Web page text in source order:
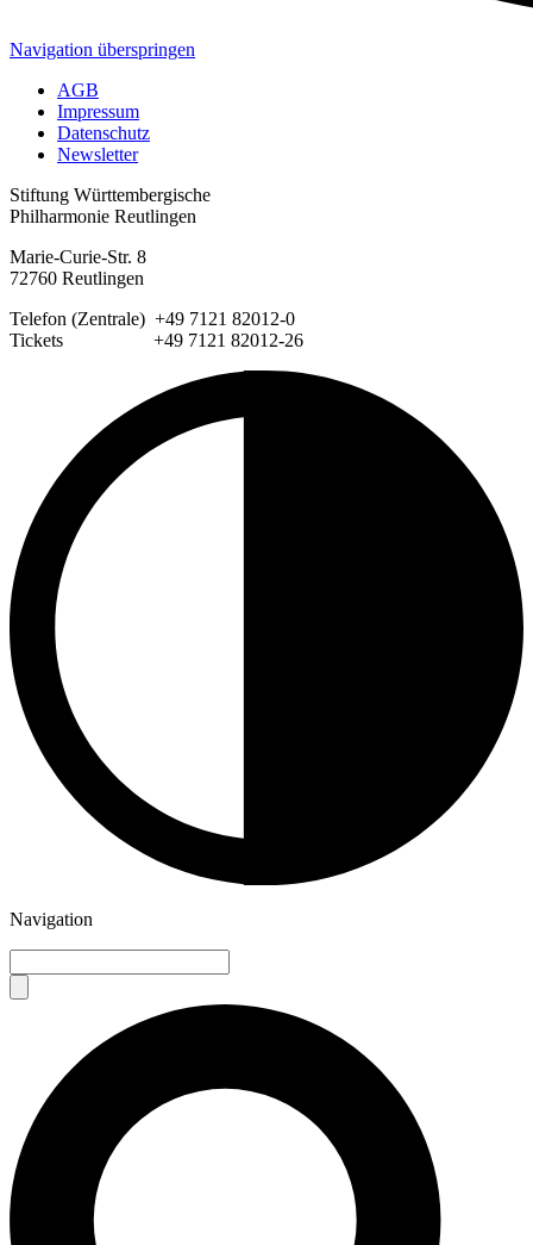
Navigation überspringen
AGB
Impressum
Datenschutz
Newsletter
Stiftung Württembergische
Philharmonie Reutlingen
Marie-Curie-Str. 8
72760 Reutlingen
Telefon (Zentrale) +49 7121 82012-0
Tickets +49 7121 82012-26
Navigation